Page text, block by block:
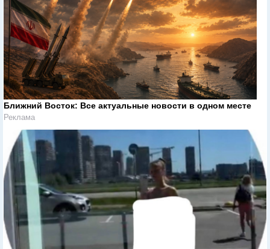
Ближний Восток: Все актуальные новости в одном месте
Реклама